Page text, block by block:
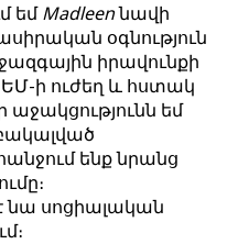
եմMadleenնավի
օգնություն
իրավունքի
ի ուժեղ և հստակ
եմ
ենք նրանց
է նա սոցիալական